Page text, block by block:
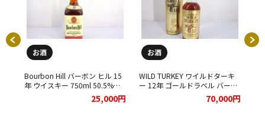
お酒
Bourbon Hill バーボン ヒル 15
年 ウイスキー 750ml 50.5%を
お買取りさせて頂きました★
25,000円
お酒
WILD TURKEY ワイルドターキ
ー 12年 ゴールドラベル バーボ
ン ウイスキー 750ml 50.5％ を
お買取りさせて頂きました★
70,000円